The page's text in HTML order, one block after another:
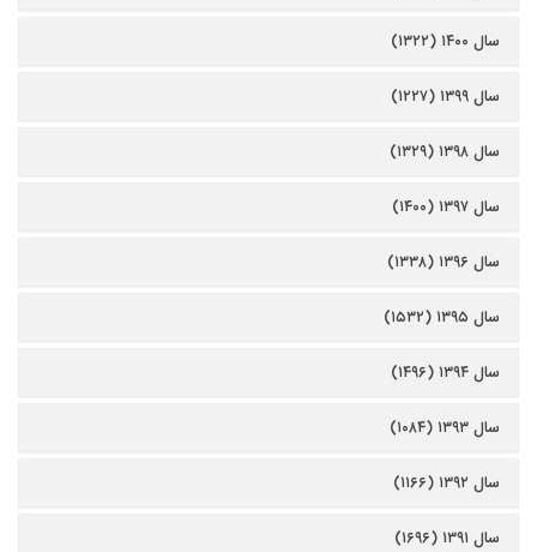
سال ۱۴۰۰ (۱۳۲۲)
سال ۱۳۹۹ (۱۲۲۷)
سال ۱۳۹۸ (۱۳۲۹)
سال ۱۳۹۷ (۱۴۰۰)
سال ۱۳۹۶ (۱۳۳۸)
سال ۱۳۹۵ (۱۵۳۲)
سال ۱۳۹۴ (۱۴۹۶)
سال ۱۳۹۳ (۱۰۸۴)
سال ۱۳۹۲ (۱۱۶۶)
سال ۱۳۹۱ (۱۶۹۶)